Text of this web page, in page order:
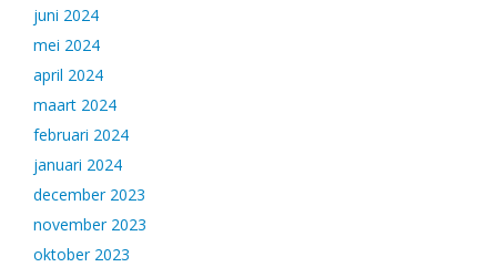
juni 2024
mei 2024
april 2024
maart 2024
februari 2024
januari 2024
december 2023
november 2023
oktober 2023